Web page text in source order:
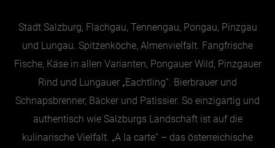
Kunst & Kultur
Brauchtum
Lifestyle
Hotel & Reise
Archiv
Stadt Salzburg, Flachgau, Tennengau, Pongau, Pinzgau
und Lungau. Spitzenköche, Almenvielfalt. Fangfrische
Fische, Käse in allen Varianten, Pongauer Wild, Pinzgauer
Rind und Lungauer „Eachtling“. Bierbrauer und
Schnapsbrenner, Bäcker und Patissier. So einzigartig und
authentisch wie Salzburgs Landschaft ist auf die
kulinarische Vielfalt. „A la carte“ – das österreichische